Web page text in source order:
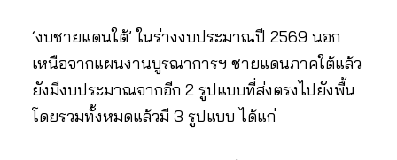
‘งบชายแดนใต้’ ในร่างงบประมาณปี 2569 นอก
เหนือจากแผนงานบูรณาการฯ ชายแดนภาคใต้แล้ว
ยังมีงบประมาณจากอีก 2 รูปแบบที่ส่งตรงไปยังพื้น
โดยรวมทั้งหมดแล้วมี 3 รูปแบบ ได้แก่